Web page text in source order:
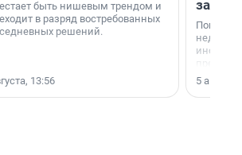
быть нишевым трендом и
в разряд востребованных
решений.
13:56
Покупка
офис,
успех
5